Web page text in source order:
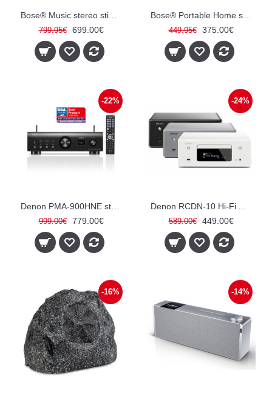
799.95€ 699.00€ 449.95€ 375.00€
-22%
999.00€ 779.00€
-24%
589.00€ 449.00€
-16% -14%